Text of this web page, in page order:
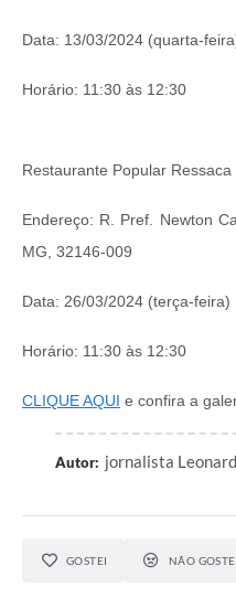
Data: 13/03/2024 (quarta-
Horário: 11:30 às 12:30
Restaurante Popular Ressaca
Endereço: R. Pref. Newton
MG, 32146-009
Data: 26/03/2024 (terça-feira)
Horário: 11:30 às 12:30
CLIQUE AQUI e confira a
Autor: jornalista
GOSTEI NÃO